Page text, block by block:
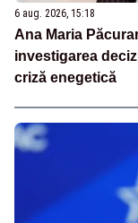
6 aug. 2026, 15:18
Ana Maria
investigarea
criză enegetică